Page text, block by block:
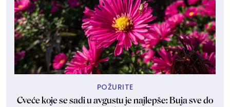
POŽURITE
Cveće koje se sadi u avgustu je najlepše: Buja sve do